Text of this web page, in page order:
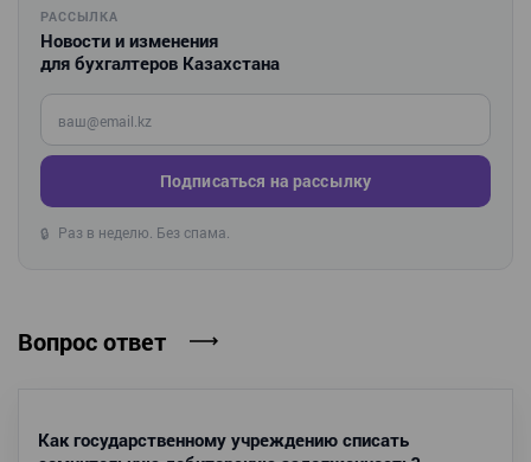
РАССЫЛКА
Новости и изменения
для бухгалтеров Казахстана
Введите ваш e-mail
Подписаться на рассылку
🔒 Раз в неделю. Без спама.
Вопрос ответ
Как государственному учреждению списать